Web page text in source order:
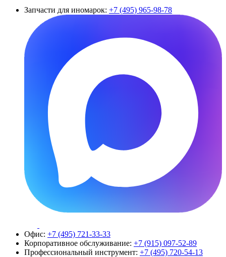
Запчасти для иномарок: +7 (495) 965-98-78
Офис: +7 (495) 721-33-33
Корпоративное обслуживание: +7 (915) 097-52-89
Профессиональный инструмент: +7 (495) 720-54-13